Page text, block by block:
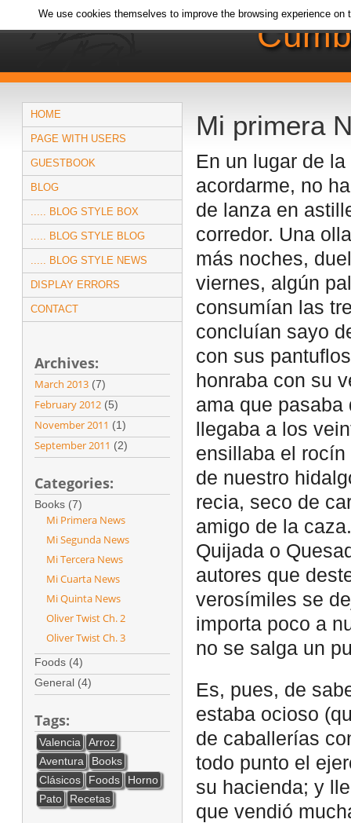
HOME
PAGE WITH USERS
GUESTBOOK
BLOG
..... BLOG STYLE BOX
..... BLOG STYLE BLOG
..... BLOG STYLE NEWS
DISPLAY ERRORS
CONTACT
Archives:
March 2013(7)
February 2012(5)
November 2011 (1)
September 2011 (2)
Categories:
Books (7)
Mi Primera News
Mi Segunda News
Mi Tercera News
Mi Cuarta News
Mi Quinta News
Oliver Twist Ch. 2
Oliver Twist Ch. 3
Foods (4)
General (4)
Tags:
Valencia
Arroz
Aventura
Books
Clásicos
Foods
Horno
Pato
Recetas
Mi primera
En un lugar de
acordarme, no
de lanza en
corredor. Una
más noches,
viernes, algún
consumían las
concluían sayo
con sus
honraba con su
ama que pasaba
llegaba a los
ensillaba el
de nuestro
recia, seco de
amigo de la
Quijada o
autores que
verosímiles se
importa poco a
no se salga un
Es, pues, de
estaba ocioso
de caballerías
todo punto el
su hacienda; y
que vendió
We use cookies themselves to improve the browsing experience